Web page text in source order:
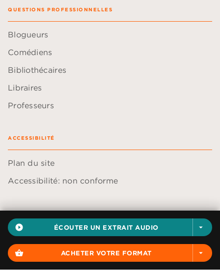
play_circle_filled ÉCOUTER UN EXTRAIT AUDIO arrow_drop_down
shopping_basket ACHETER VOTRE FORMAT arrow_drop_down
QUESTIONS PROFESSIONNELLES
Blogueurs
Comédiens
Bibliothécaires
Libraires
Professeurs
ACCESSIBILITÉ
Plan du site
Accessibilité: non conforme
Données personnelles
Paramétrer vos cookies
Mentions légales
Conditions générales d'utilisation